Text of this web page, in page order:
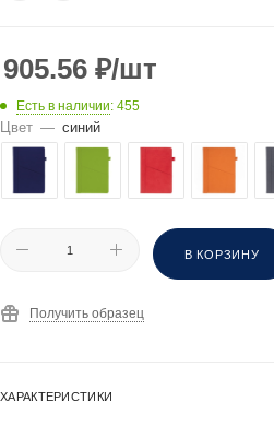
905.56 ₽/шт
Есть в наличии: 455
Цвет — синий
В КОРЗИНУ
Получить образец
ХАРАКТЕРИСТИКИ